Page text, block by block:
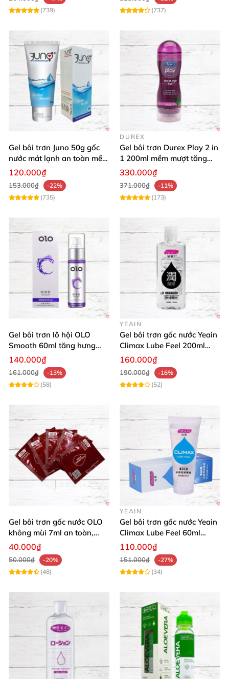
(739)
(737)
Gel bôi trơn Juno 50g gốc
nước mát lạnh an toàn mềm
mại
120.000₫
153.000₫
-22%
(735)
DUREX
Gel bôi trơn Durex Play 2 in
1 200ml mềm mượt tăng
khoái cảm
330.000₫
371.000₫
-11%
(173)
Gel bôi trơn lô hội OLO
Smooth 60ml tăng hưng
phấn, dễ chịu
140.000₫
161.000₫
-13%
(58)
YEAIN
Gel bôi trơn gốc nước Yeain
Climax Lube Feel 200ml
chất lượng
160.000₫
190.000₫
-16%
(52)
Gel bôi trơn gốc nước OLO
không mùi 7ml an toàn,
chất lượng
40.000₫
50.000₫
-20%
(48)
YEAIN
Gel bôi trơn gốc nước Yeain
Climax Lube Feel 60ml
Thăng hoa tối ưu
110.000₫
151.000₫
-27%
(34)